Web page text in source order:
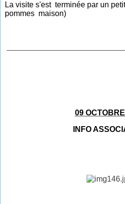
La visite s'est terminée par un
pommes maison)
09
INFO